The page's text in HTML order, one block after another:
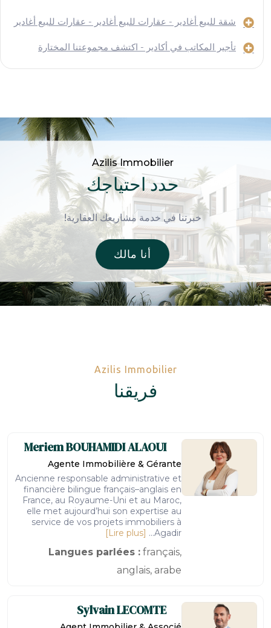
شقة للبيع أغادير - عقارات للبيع أغادير - عقارات للبيع أغادير
تأجير المكاتب في أكادير - اكتشف مجموعتنا المختارة
Azilis Immobilier
حدد احتياجك
خبرتنا في خدمة مشاريعك العقارية!
أنا مالك
Azilis Immobilier
فريقنا
MeriemBOUHAMIDI ALAOUI
Agente Immobilière & Gérante
Ancienne responsable administrative et
financière bilingue français–anglais en
France, au Royaume-Uni et au Maroc,
elle met aujourd’hui son expertise au
service de vos projets immobiliers à
Agadir...
[Lire plus]
Langues parlées : français,
anglais, arabe
SylvainLECOMTE